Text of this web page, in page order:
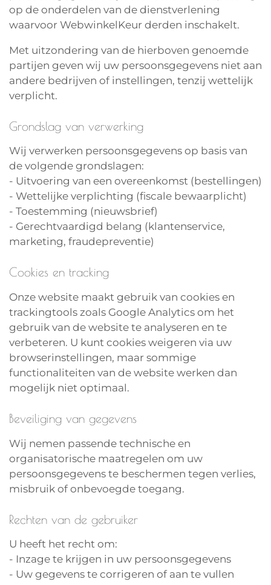
op de onderdelen van de dienstverlening
waarvoor WebwinkelKeur derden inschakelt.
Met uitzondering van de hierboven genoemde
partijen geven wij uw persoonsgegevens niet aan
andere bedrijven of instellingen, tenzij wettelijk
verplicht.
Grondslag van verwerking
Wij verwerken persoonsgegevens op basis van
de volgende grondslagen:
- Uitvoering van een overeenkomst (bestellingen)
- Wettelijke verplichting (fiscale bewaarplicht)
- Toestemming (nieuwsbrief)
- Gerechtvaardigd belang (klantenservice,
marketing, fraudepreventie)
Cookies en tracking
Onze website maakt gebruik van cookies en
trackingtools zoals Google Analytics om het
gebruik van de website te analyseren en te
verbeteren. U kunt cookies weigeren via uw
browserinstellingen, maar sommige
functionaliteiten van de website werken dan
mogelijk niet optimaal.
Beveiliging van gegevens
Wij nemen passende technische en
organisatorische maatregelen om uw
persoonsgegevens te beschermen tegen verlies,
misbruik of onbevoegde toegang.
Rechten van de gebruiker
U heeft het recht om:
- Inzage te krijgen in uw persoonsgegevens
- Uw gegevens te corrigeren of aan te vullen